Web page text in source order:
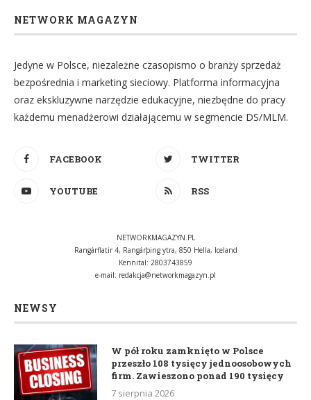
NETWORK MAGAZYN
Jedyne w Polsce, niezależne czasopismo o branży sprzedaż
bezpośrednia i marketing sieciowy. Platforma informacyjna
oraz ekskluzywne narzędzie edukacyjne, niezbędne do pracy
każdemu menadżerowi działającemu w segmencie DS/MLM.
FACEBOOK TWITTER
YOUTUBE RSS
NETWORKMAGAZYN.PL
Rangárflatir 4, Rangárþing ytra, 850 Hella, Iceland
Kennital: 2803743859
e-mail: redakcja@networkmagazyn.pl
NEWSY
W pół roku zamknięto w Polsce
przeszło 108 tysięcy jednoosobowych
firm. Zawieszono ponad 190 tysięcy
7 sierpnia 2026